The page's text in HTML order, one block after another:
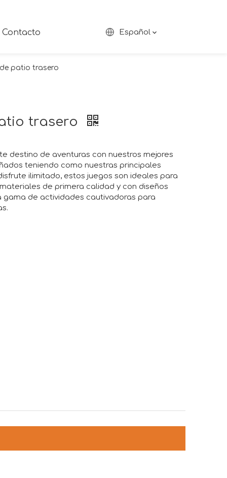
Contacto Español
patio trasero
trasero
destino de aventuras con nuestros mejores
teniendo como nuestras principales
ilimitado, estos juegos son ideales para
de primera calidad y con diseños
de actividades cautivadoras para